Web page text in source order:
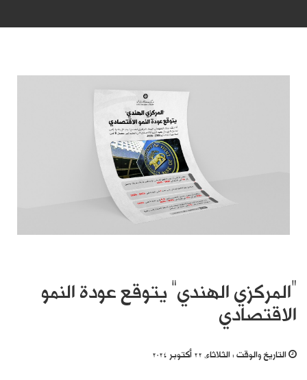
“المركزي الهندي” يتوقع عودة النمو
الاقتصادي
التاريخ والوقت :الثلاثاء, 22 أكتوبر 2024